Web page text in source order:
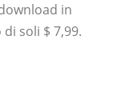
in
di soli $ 7,99.